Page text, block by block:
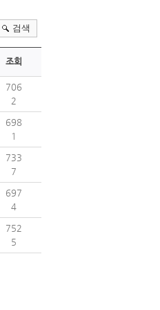
검색
조회
706
2
698
1
733
7
697
4
752
5